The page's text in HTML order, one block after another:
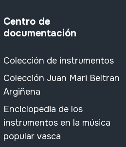
Centro de
documentación
Colección de instrumentos
Colección Juan Mari Beltran
Argiñena
Enciclopedia de los
instrumentos en la música
popular vasca